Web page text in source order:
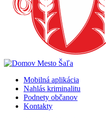
Mobilná aplikácia
Nahlás kriminalitu
Podnety občanov
Kontakty